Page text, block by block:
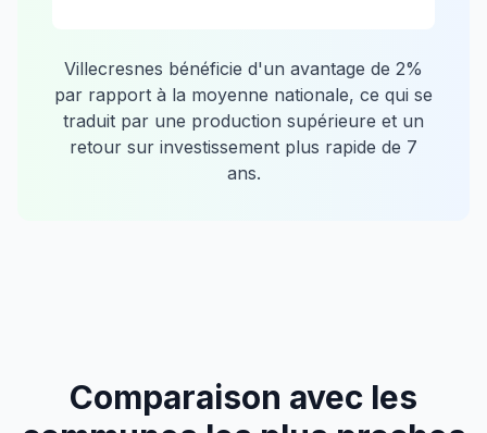
Villecresnes bénéficie d'un avantage de 2%
par rapport à la moyenne nationale, ce qui se
traduit par une production supérieure et un
retour sur investissement plus rapide de 7
ans.
Comparaison avec les